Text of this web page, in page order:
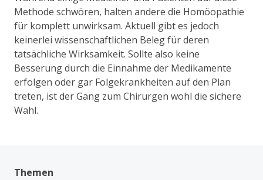
Methode schwören, halten andere die Homöopathie
für komplett unwirksam. Aktuell gibt es jedoch
keinerlei wissenschaftlichen Beleg für deren
tatsächliche Wirksamkeit. Sollte also keine
Besserung durch die Einnahme der Medikamente
erfolgen oder gar Folgekrankheiten auf den Plan
treten, ist der Gang zum Chirurgen wohl die sichere
Wahl.
Themen